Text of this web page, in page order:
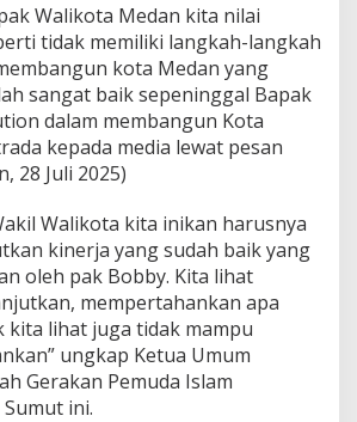
a
M
e
d
a
n
Walikota Medan kita nilai
tidak memiliki langkah-langkah
kota Medan yang
sangat baik sepeninggal Bapak
dalam membangun Kota
kepada media lewat pesan
28 Juli 2025)
Walikota kita inikan harusnya
kinerja yang sudah baik yang
oleh pak Bobby. Kita lihat
mempertahankan apa
kita lihat juga tidak mampu
ungkap Ketua Umum
Gerakan Pemuda Islam
ini.